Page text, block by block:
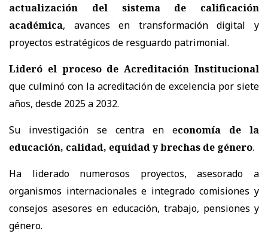
actualización del sistema de calificación
académica, avances en transformación digital y
proyectos estratégicos de resguardo patrimonial.
Lideró el proceso de Acreditación Institucional
que culminó con la acreditación de excelencia por siete
años, desde 2025 a 2032.
Su investigación se centra en economía de la
educación, calidad, equidad y brechas de género.
Ha liderado numerosos proyectos, asesorado a
organismos internacionales e integrado comisiones y
consejos asesores en educación, trabajo, pensiones y
género.